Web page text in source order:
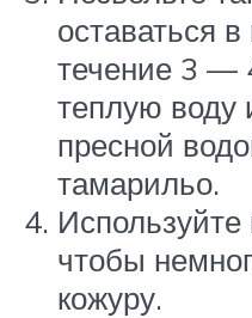
оставаться
течение 3 —
теплую воду
пресной
тамарильо.
чтобы
кожуру.